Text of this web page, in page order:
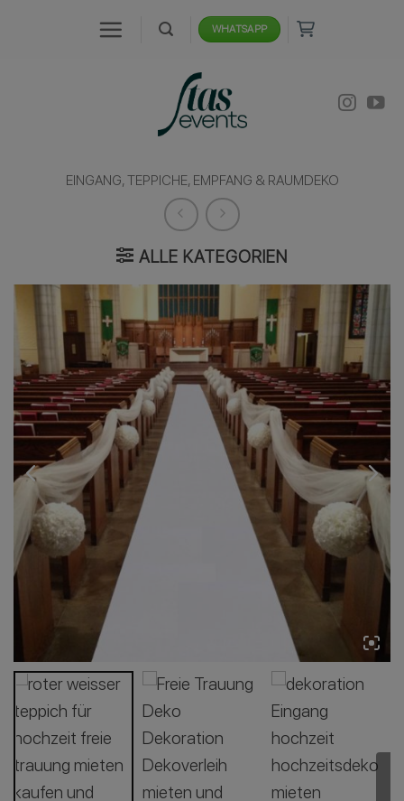
WHATSAPP
EINGANG, TEPPICHE, EMPFANG & RAUMDEKO
ALLE KATEGORIEN